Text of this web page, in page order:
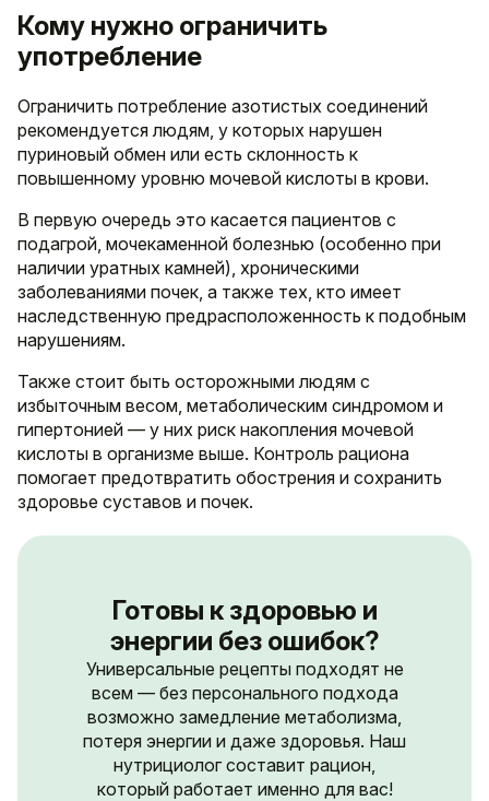
Кому нужно ограничить
употребление
Ограничить потребление азотистых соединений
рекомендуется людям, у которых нарушен
пуриновый обмен или есть склонность к
повышенному уровню мочевой кислоты в крови.
В первую очередь это касается пациентов с
подагрой, мочекаменной болезнью (особенно при
наличии уратных камней), хроническими
заболеваниями почек, а также тех, кто имеет
наследственную предрасположенность к подобным
нарушениям.
Также стоит быть осторожными людям с
избыточным весом, метаболическим синдромом и
гипертонией — у них риск накопления мочевой
кислоты в организме выше. Контроль рациона
помогает предотвратить обострения и сохранить
здоровье суставов и почек.
Готовы к здоровью и
энергии без ошибок?
Универсальные рецепты подходят не
всем — без персонального подхода
возможно замедление метаболизма,
потеря энергии и даже здоровья. Наш
нутрициолог составит рацион,
который работает именно для вас!